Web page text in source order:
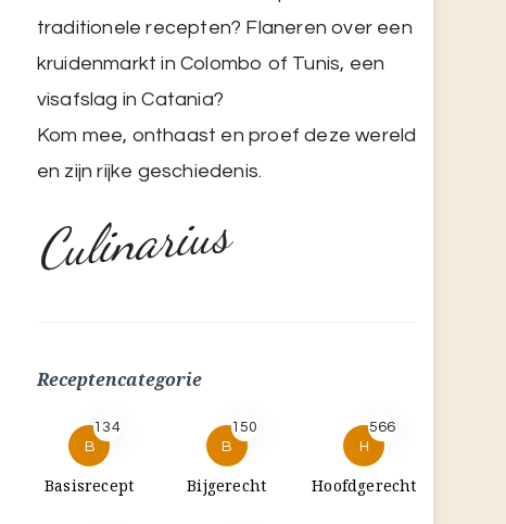
traditionele recepten? Flaneren over een
kruidenmarkt in Colombo of Tunis, een
visafslag in Catania?
Kom mee, onthaast en proef deze wereld
en zijn rijke geschiedenis.
Culinarius
Receptencategorie
B
134
Basisrecept
B
150
Bijgerecht
H
566
Hoofdgerecht